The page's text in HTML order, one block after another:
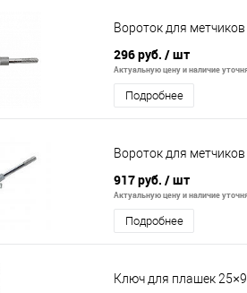
Вороток для
296 руб. / шт
Актуальную цену и наличие
Подробнее
Вороток для
917 руб. / шт
Актуальную цену и наличие
Подробнее
Ключ для плашек 25×9